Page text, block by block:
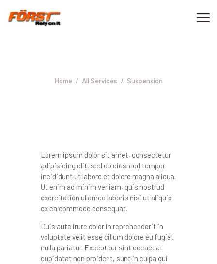
Home All Services Suspension
CONTACT
Lorem ipsum dolor sit amet, consectetur
adipisicing elit, sed do eiusmod tempor
incididunt ut labore et dolore magna aliqua.
Ut enim ad minim veniam, quis nostrud
exercitation ullamco laboris nisi ut aliquip
ex ea commodo consequat.
Duis aute irure dolor in reprehenderit in
voluptate velit esse cillum dolore eu fugiat
nulla pariatur. Excepteur sint occaecat
cupidatat non proident, sunt in culpa qui